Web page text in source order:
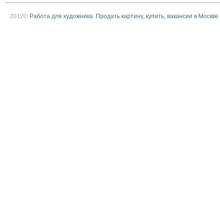
2012© Работа для художника. Продать картину, купить, вакансии в Москве